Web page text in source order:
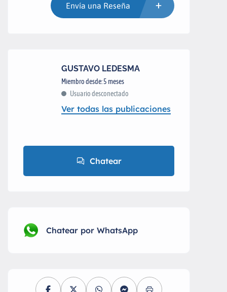
Envía una Reseña
GUSTAVO LEDESMA
Miembro desde: 5 meses
Usuario desconectado
Ver todas las publicaciones
Chatear
Chatear por WhatsApp